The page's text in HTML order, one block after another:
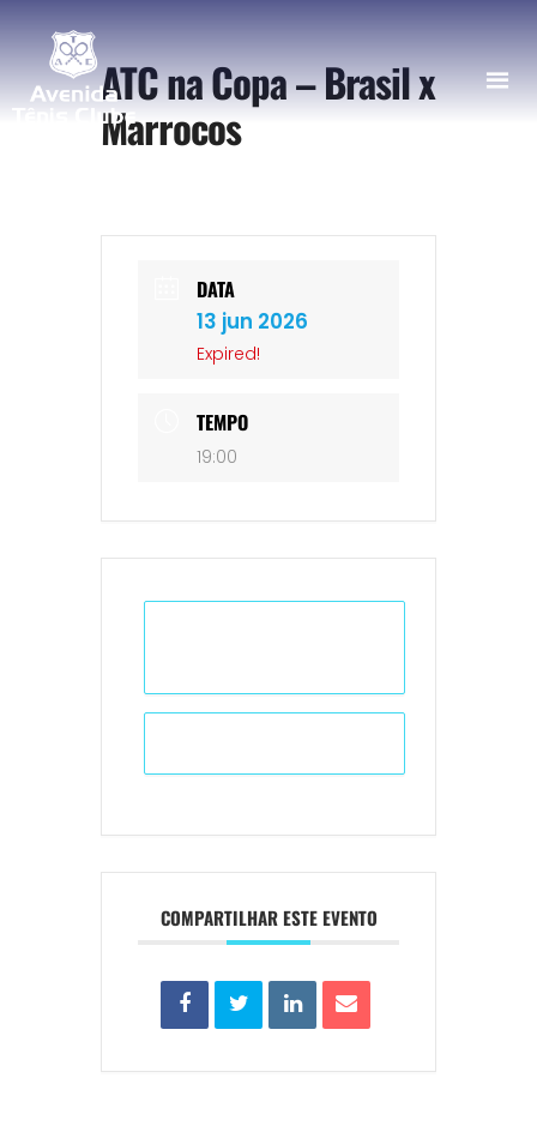
ATC na Copa – Brasil x
Marrocos
DATA
13 jun 2026
Expired!
TEMPO
19:00
COMPARTILHAR ESTE EVENTO